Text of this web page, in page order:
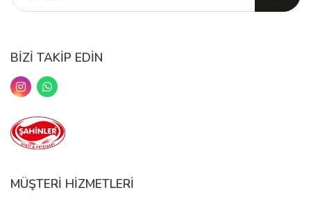
BİZİ TAKİP EDİN
MÜŞTERİ HİZMETLERİ